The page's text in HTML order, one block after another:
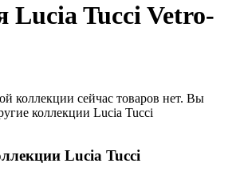
Lucia Tucci Vetro-
коллекции сейчас товаров нет. Вы
коллекции Lucia Tucci
Lucia Tucci